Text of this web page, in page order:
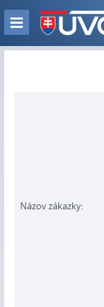
mainZobraz
navigáciu
Názov zákazky: